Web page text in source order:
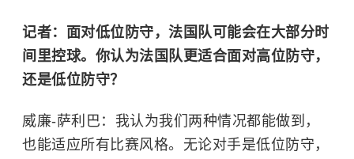
记者：面对低位防守，法国队可能会在大部分时
间里控球。你认为法国队更适合面对高位防守，
还是低位防守？
威廉-萨利巴：我认为我们两种情况都能做到，
也能适应所有比赛风格。无论对手是低位防守，